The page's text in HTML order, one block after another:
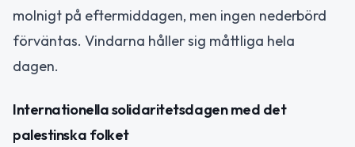
molnigt på eftermiddagen, men ingen nederbörd
förväntas. Vindarna håller sig måttliga hela
dagen.
Internationella solidaritetsdagen med det
palestinska folket